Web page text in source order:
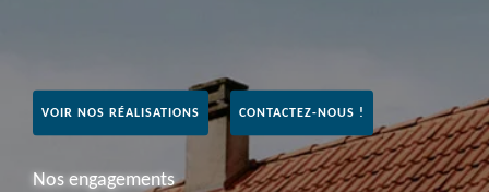
VOIR NOS RÉALISATIONS CONTACTEZ-NOUS !
Nos engagements